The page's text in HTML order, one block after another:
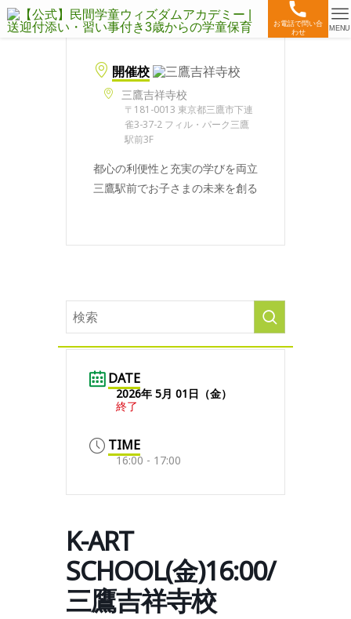
お電話で問い合
わせ
MENU
開催校
三鷹吉祥寺校
〒181-0013 東京都三鷹市下連
雀3-37-2 フィル・パーク三鷹
駅前3F
都心の利便性と充実の学びを両立
三鷹駅前でお子さまの未来を創る
DATE
2026年 5月 01日（金）
終了
TIME
16:00 - 17:00
K-ART
SCHOOL(金)16:00/
三鷹吉祥寺校